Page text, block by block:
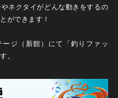
ネクタイがどんな動きをするの
ができます！
ジ（新館）にて「釣りファッ
。